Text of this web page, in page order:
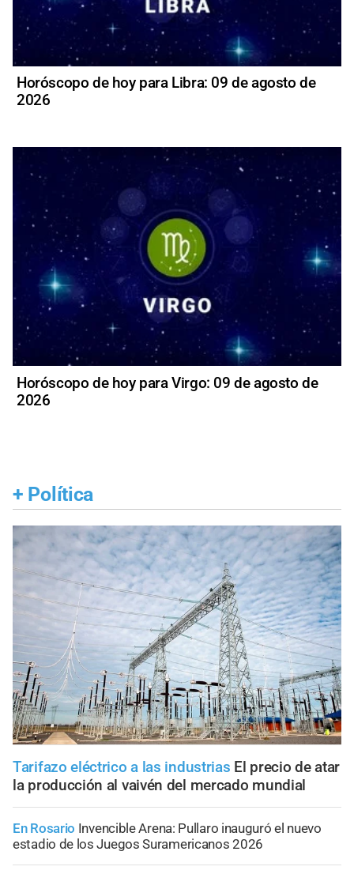
Horóscopo de hoy para Libra: 09 de agosto de
2026
Horóscopo de hoy para Virgo: 09 de agosto de
2026
+ Política
Tarifazo eléctrico a las industrias El precio de atar
la producción al vaivén del mercado mundial
En Rosario Invencible Arena: Pullaro inauguró el nuevo
estadio de los Juegos Suramericanos 2026